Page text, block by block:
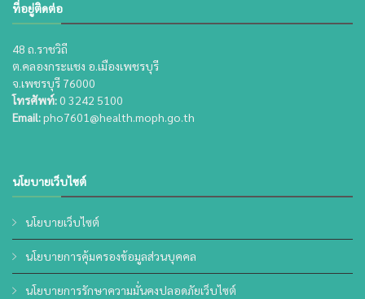
ที่อยู่ติดต่อ
48 ถ.ราชวิถี
ต.คลองกระแชง อ.เมืองเพชรบุรี
จ.เพชรบุรี 76000
โทรศัพท์:0 3242 5100
Email:pho7601@health.moph.go.th
นโยบายเว็บไซต์
นโยบายเว็บไซต์
นโยบายการคุ้มครองข้อมูลส่วนบุคคล
นโยบายการรักษาความมั่นคงปลอดภัยเว็บไซต์